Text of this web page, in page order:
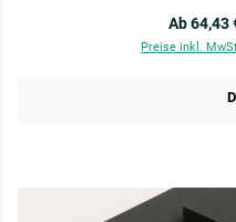
Regulärer
Ab 64,43
Preise inkl.